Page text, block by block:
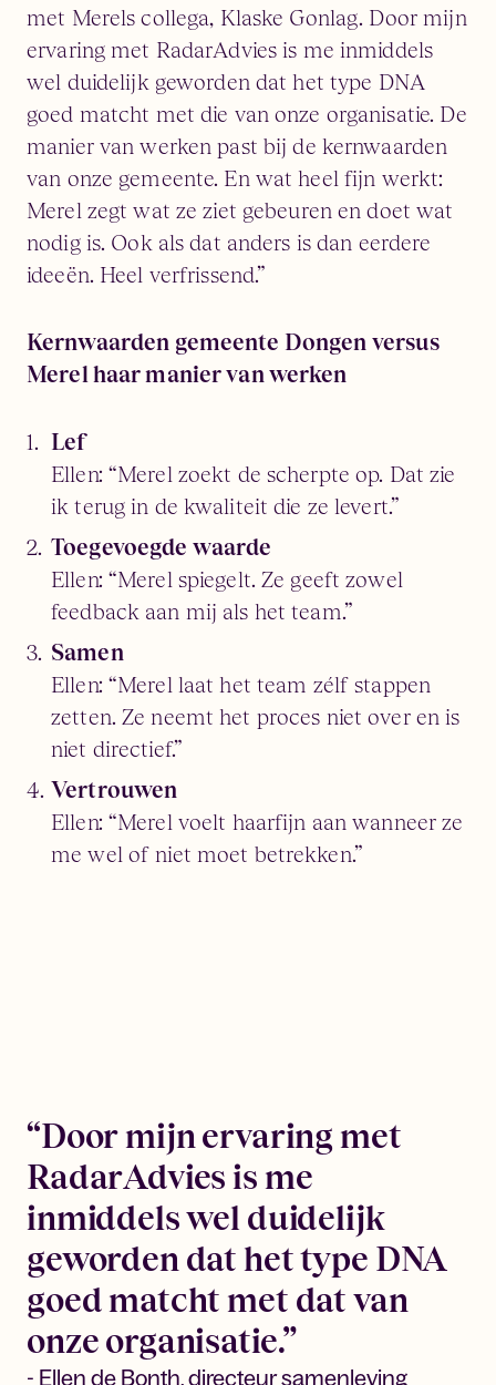
met Merels collega, Klaske Gonlag. Door mijn
ervaring met RadarAdvies is me inmiddels
wel duidelijk geworden dat het type DNA
goed matcht met die van onze organisatie. De
manier van werken past bij de kernwaarden
van onze gemeente. En wat heel fijn werkt:
Merel zegt wat ze ziet gebeuren en doet wat
nodig is. Ook als dat anders is dan eerdere
ideeën. Heel verfrissend.”
Kernwaarden gemeente Dongen versus
Merel haar manier van werken
Lef
Ellen: “Merel zoekt de scherpte op. Dat zie
ik terug in de kwaliteit die ze levert.”
Toegevoegde waarde
Ellen: “Merel spiegelt. Ze geeft zowel
feedback aan mij als het team.”
Samen
Ellen: “Merel laat het team zélf stappen
zetten. Ze neemt het proces niet over en is
niet directief.”
Vertrouwen
Ellen: “Merel voelt haarfijn aan wanneer ze
me wel of niet moet betrekken.”
“Door mijn ervaring met
RadarAdvies is me
inmiddels wel duidelijk
geworden dat het type DNA
goed matcht met dat van
onze organisatie.”
- Ellen de Bonth, directeur samenleving